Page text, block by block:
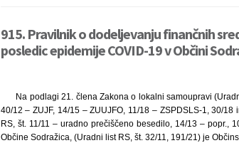
915. Pravilnik o dodeljevanju finančnih
posledic epidemije COVID-19 v Občini
Na podlagi 21. člena Zakona o lokalni samoupravi
40/12 – ZUJF, 14/15 – ZUUJFO, 11/18 – ZSPDSLS-1, 30/
RS, št. 11/11 – uradno prečiščeno besedilo, 14/13 – popr.,
Občine Sodražica, (Uradni list RS, št. 32/11, 191/21) je